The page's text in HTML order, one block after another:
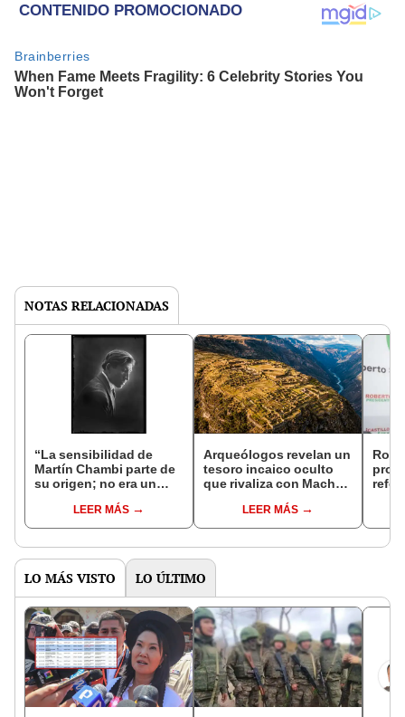
NOTAS RELACIONADAS
“La sensibilidad de
Martín Chambi parte de
su origen; no era un
integraba con el
pueblo”
LEER MÁS
Arqueólogos revelan un
tesoro incaico oculto
que rivaliza con Machu
piezas de oro, plata y
cobre en un complejo
LEER MÁS
LO MÁS VISTO LO ÚLTIMO